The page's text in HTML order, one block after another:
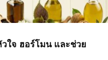
ใจ ฮอร์โมน และช่วย